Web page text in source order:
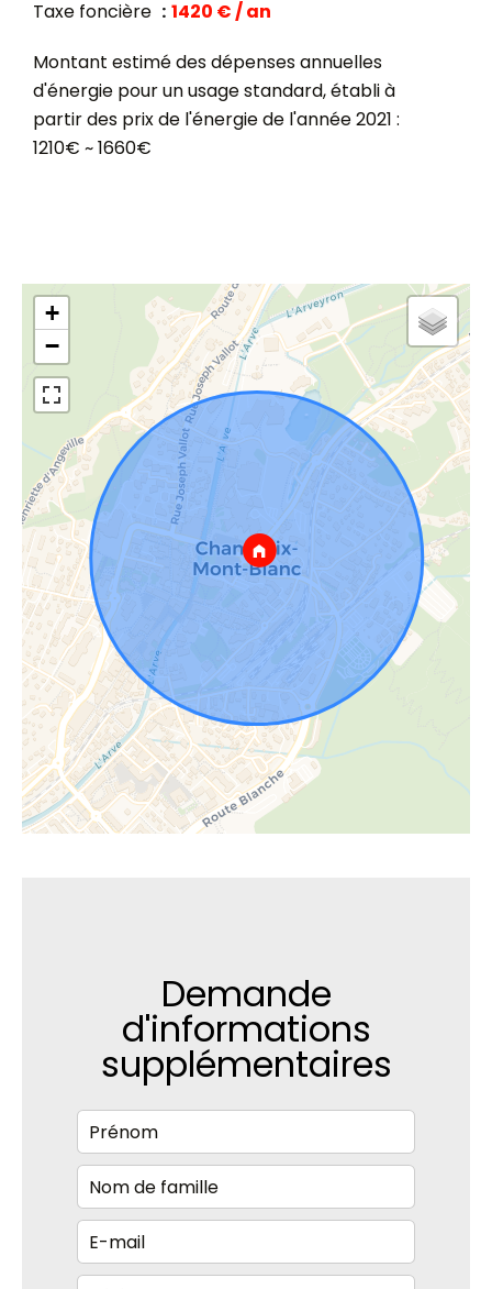
Taxe foncière
1420 € / an
Montant estimé des dépenses annuelles
d'énergie pour un usage standard, établi à
partir des prix de l'énergie de l'année 2021 :
1210€ ~ 1660€
+
−
Demande
d'informations
supplémentaires